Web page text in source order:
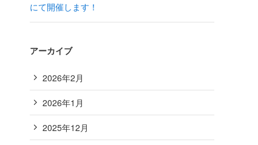
にて開催します！
アーカイブ
2026年2月
2026年1月
2025年12月